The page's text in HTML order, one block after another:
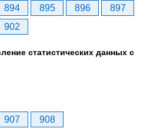
894 895 896
897
902
статистических данных с
907 908